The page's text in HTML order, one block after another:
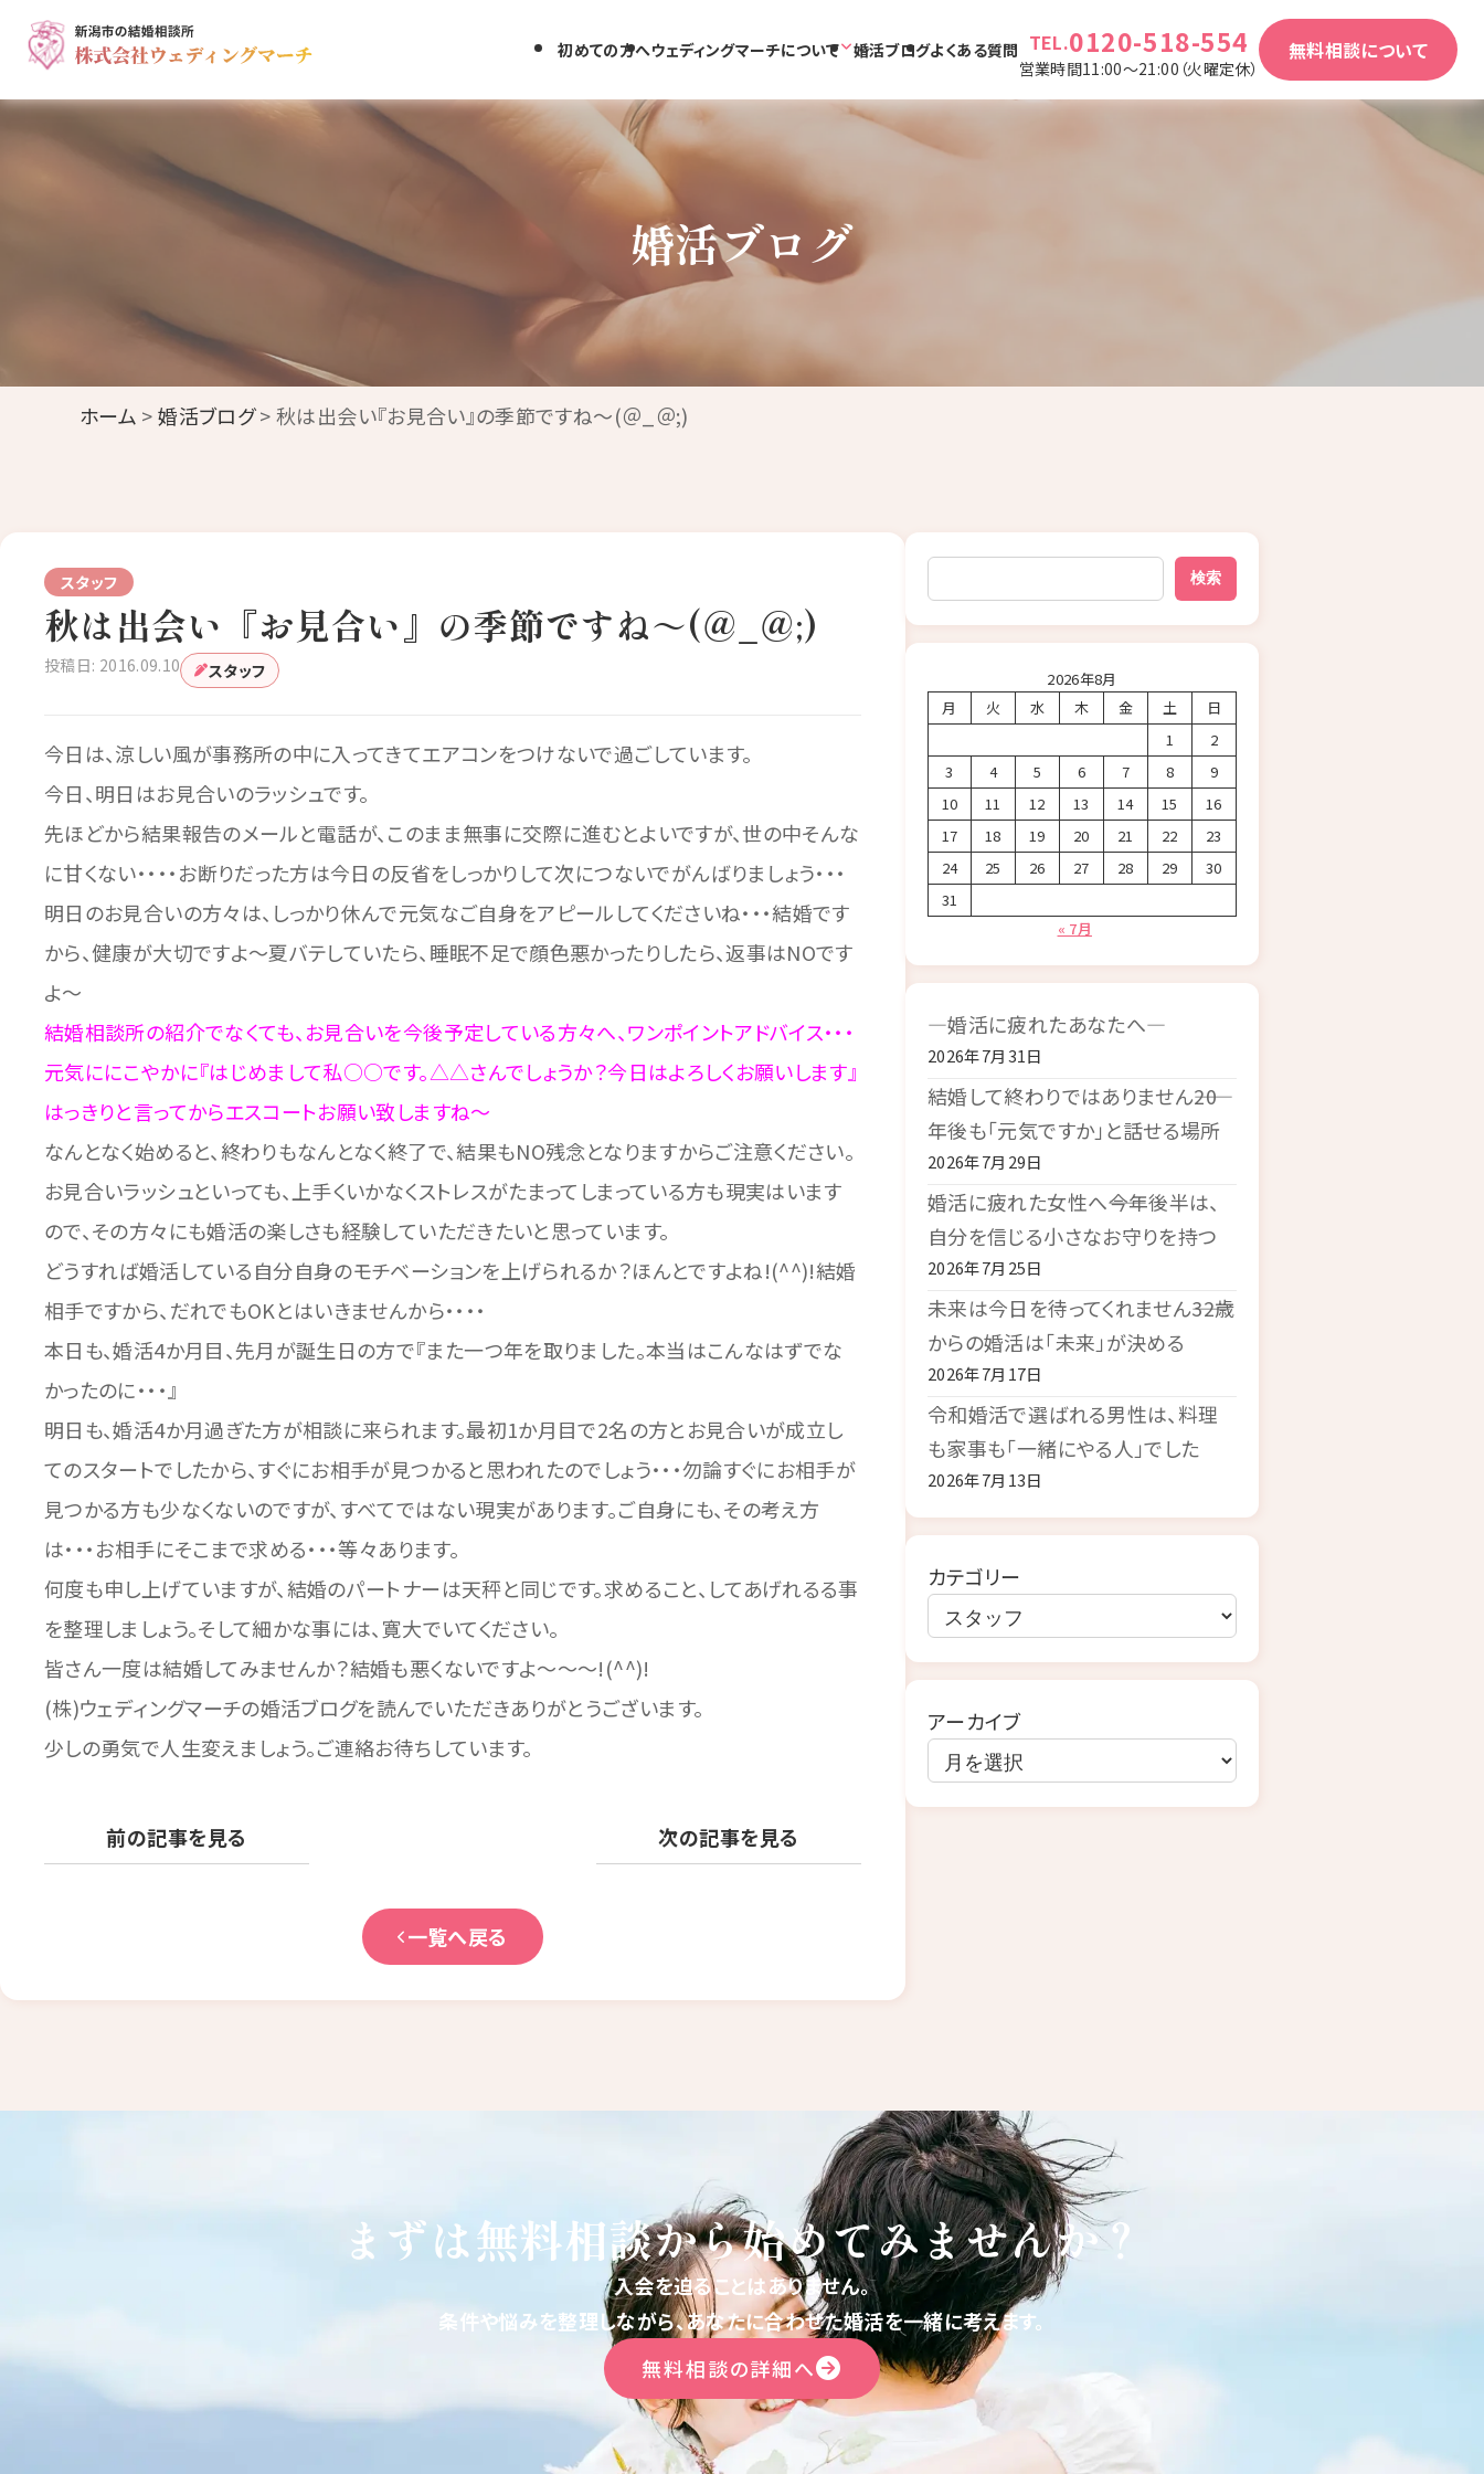
初めての方へウェディングマーチについて 婚活ブログよくある質問 TEL.0120-518-554
営業時間11:00～21:00（火曜定休）
無料相談について
婚活ブログ
ホーム >婚活ブログ> 秋は出会い『お見合い』の季節ですね～(＠_＠;)
スタッフ
秋は出会い『お見合い』の季節ですね～(＠_＠;)
投稿日: 2016.09.10 スタッフ
今日は、涼しい風が事務所の中に入ってきてエアコンをつけないで過ごしています。
今日、明日はお見合いのラッシュです。
先ほどから結果報告のメールと電話が、このまま無事に交際に進むとよいですが、世の中そんな
に甘くない・・・・お断りだった方は今日の反省をしっかりして次につないでがんばりましょう・・・
明日のお見合いの方々は、しっかり休んで元気なご自身をアピールしてくださいね・・・結婚です
から、健康が大切ですよ～夏バテしていたら、睡眠不足で顔色悪かったりしたら、返事はNOです
よ～
結婚相談所の紹介でなくても、お見合いを今後予定している方々へ、ワンポイントアドバイス・・・
元気ににこやかに『はじめまして私○○です。△△さんでしょうか？今日はよろしくお願いします』
はっきりと言ってからエスコートお願い致しますね～
なんとなく始めると、終わりもなんとなく終了で、結果もNO残念となりますからご注意ください。
お見合いラッシュといっても、上手くいかなくストレスがたまってしまっている方も現実はいます
ので、その方々にも婚活の楽しさも経験していただきたいと思っています。
どうすれば婚活している自分自身のモチベーションを上げられるか？ほんとですよね!(^^)!結婚
相手ですから、だれでもOKとはいきませんから・・・・
本日も、婚活4か月目、先月が誕生日の方で『また一つ年を取りました。本当はこんなはずでな
かったのに・・・』
明日も、婚活4か月過ぎた方が相談に来られます。最初1か月目で2名の方とお見合いが成立し
てのスタートでしたから、すぐにお相手が見つかると思われたのでしょう・・・勿論すぐにお相手が
見つかる方も少なくないのですが、すべてではない現実があります。ご自身にも、その考え方
は・・・お相手にそこまで求める・・・等々あります。
何度も申し上げていますが、結婚のパートナーは天秤と同じです。求めること、してあげれるる事
を整理しましょう。そして細かな事には、寛大でいてください。
皆さん一度は結婚してみませんか？結婚も悪くないですよ～～～!(^^)!
(株)ウェディングマーチの婚活ブログを読んでいただきありがとうございます。
少しの勇気で人生変えましょう。ご連絡お待ちしています。
前の記事を見る 次の記事を見る
一覧へ戻る
検索
検索
2026年8月
月
火 水 木 金 土
日
1
2
3
4 5 6 7 8
9
10
11 12 13 14 15
16
17
18 19 20 21 22
23
24
25 26 27 28 29
30
31
« 7月
―婚活に疲れたあなたへ―
2026年7月31日
結婚して終わりではありません――20
年後も「元気ですか」と話せる場所
2026年7月29日
婚活に疲れた女性へ――今年後半は、
自分を信じる小さなお守りを持つ
2026年7月25日
未来は今日を待ってくれません――32歳
からの婚活は「未来」が決める
2026年7月17日
令和婚活で選ばれる男性は、料理
も家事も「一緒にやる人」でした
2026年7月13日
カテゴリー
アーカイブ
まずは無料相談から始めてみませんか？
入会を迫ることはありません。
条件や悩みを整理しながら、あなたに合わせた婚活を一緒に考えます。
無料相談の詳細へ